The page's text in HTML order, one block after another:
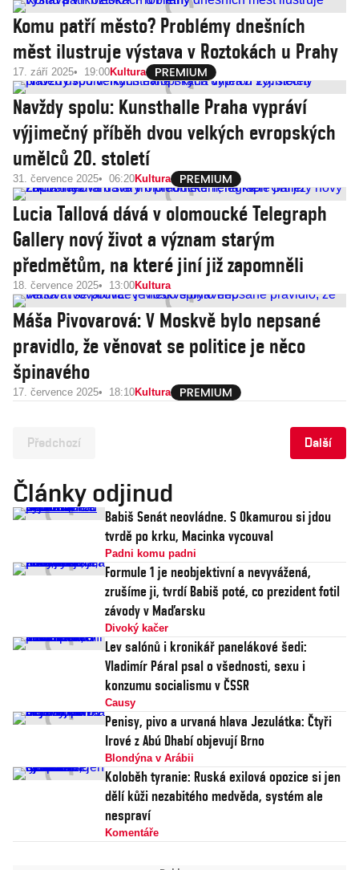
Komu patří město? Problémy dnešních
měst ilustruje výstava v Roztokách u Prahy
17. září 2025 19:00Kultura
Navždy spolu: Kunsthalle Praha vypráví
výjimečný příběh dvou velkých evropských
umělců 20. století
31. července 2025 06:20Kultura
Lucia Tallová dává v olomoucké Telegraph
Gallery nový život a význam starým
předmětům, na které jiní již zapomněli
18. července 2025 13:00Kultura
Máša Pivovarová: V Moskvě bylo nepsané
pravidlo, že věnovat se politice je něco
špinavého
17. července 2025 18:10Kultura
Předchozí Další
Články odjinud
Babiš Senát neovládne. S Okamurou si jdou
tvrdě po krku, Macinka vycouval
Padni komu padni
Formule 1 je neobjektivní a nevyvážená,
zrušíme ji, tvrdí Babiš poté, co prezident fotil
závody v Maďarsku
Divoký kačer
Lev salónů i kronikář panelákové šedi:
Vladimír Páral psal o všednosti, sexu i
konzumu socialismu v ČSSR
Causy
Penisy, pivo a urvaná hlava Jezulátka: Čtyři
Irové z Abú Dhabí objevují Brno
Blondýna v Arábii
Koloběh tyranie: Ruská exilová opozice si jen
dělí kůži nezabitého medvěda, systém ale
nespraví
Komentáře